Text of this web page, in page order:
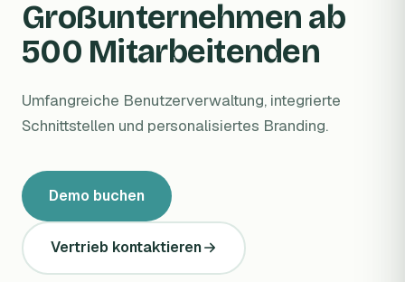
Großunternehmen ab
500 Mitarbeitenden
Umfangreiche Benutzerverwaltung, integrierte
Schnittstellen und personalisiertes Branding.
Demo buchen
Vertrieb kontaktieren